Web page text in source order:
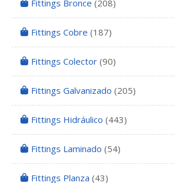
Fittings Bronce (208)
Fittings Cobre (187)
Fittings Colector (90)
Fittings Galvanizado (205)
Fittings Hidráulico (443)
Fittings Laminado (54)
Fittings Planza (43)